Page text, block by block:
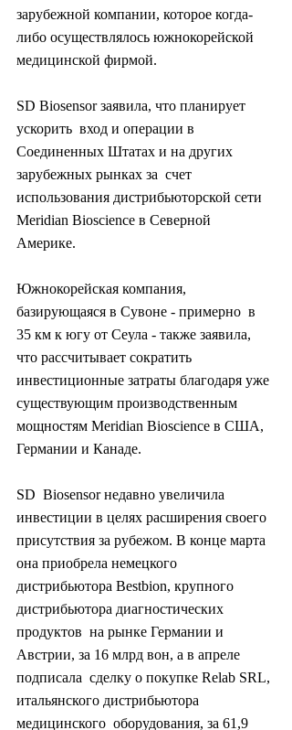
зарубежной компании, которое когда-
либо осуществлялось южнокорейской
медицинской фирмой.
SD Biosensor заявила, что планирует
ускорить  вход и операции в
Соединенных Штатах и ​​на других
зарубежных рынках за  счет
использования дистрибьюторской сети
Meridian Bioscience в Северной
Америке.
Южнокорейская компания,
базирующаяся в Сувоне - примерно  в
35 км к югу от Сеула - также заявила,
что рассчитывает сократить
инвестиционные затраты благодаря уже
существующим производственным
мощностям Meridian Bioscience в США,
Германии и Канаде.
SD  Biosensor недавно увеличила
инвестиции в целях расширения своего
присутствия за рубежом. В конце марта
она приобрела немецкого
дистрибьютора Bestbion, крупного
дистрибьютора диагностических
продуктов  на рынке Германии и
Австрии, за 16 млрд вон, а в апреле
подписала  сделку о покупке Relab SRL,
итальянского дистрибьютора
медицинского  оборудования, за 61,9